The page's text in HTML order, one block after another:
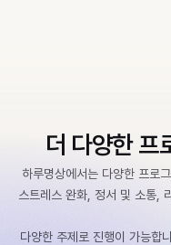
더 다양한 프
하루명상에서는 다양한 프로
스트레스 완화, 정서 및 소통,
다양한 주제로 진행이 가능합